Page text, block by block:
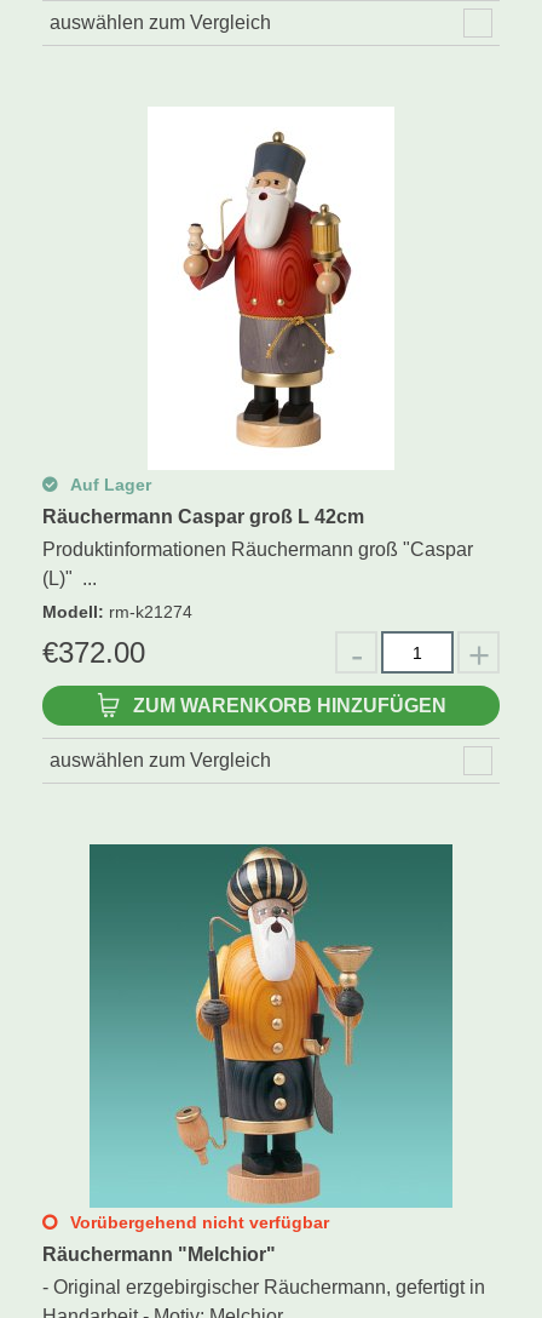
auswählen zum Vergleich
Auf Lager
Räuchermann Caspar groß L 42cm
Produktinformationen Räuchermann groß "Caspar
(L)" ...
Modell: rm-k21274
€372.00
ZUM WARENKORB HINZUFÜGEN
auswählen zum Vergleich
Vorübergehend nicht verfügbar
Räuchermann "Melchior"
- Original erzgebirgischer Räuchermann, gefertigt in